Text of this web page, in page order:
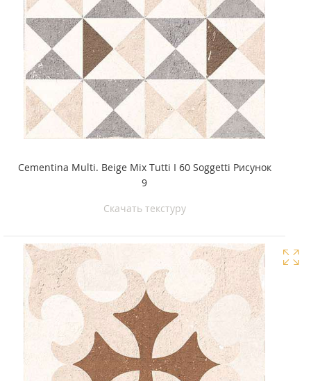
Cementina Multi. Beige Mix Tutti I 60 Soggetti Рисунок
9
Скачать текстуру